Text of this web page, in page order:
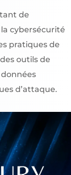
de
cybersécurité
pratiques de
outils de
d’attaque.